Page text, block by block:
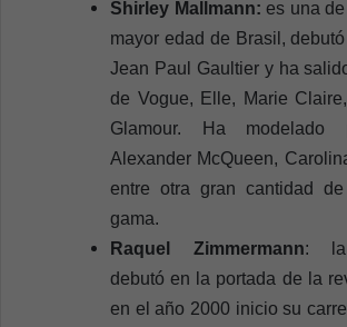
Shirley Mallmann:es una
mayor edad de Brasil,
Jean Paul Gaultier y ha
de Vogue, Elle, Marie
Glamour. Ha modelado
Alexander McQueen,
entre otra gran cantidad
gama.
Raquel Zimmermann: la
debutó en la portada de la
en el año 2000 inicio su